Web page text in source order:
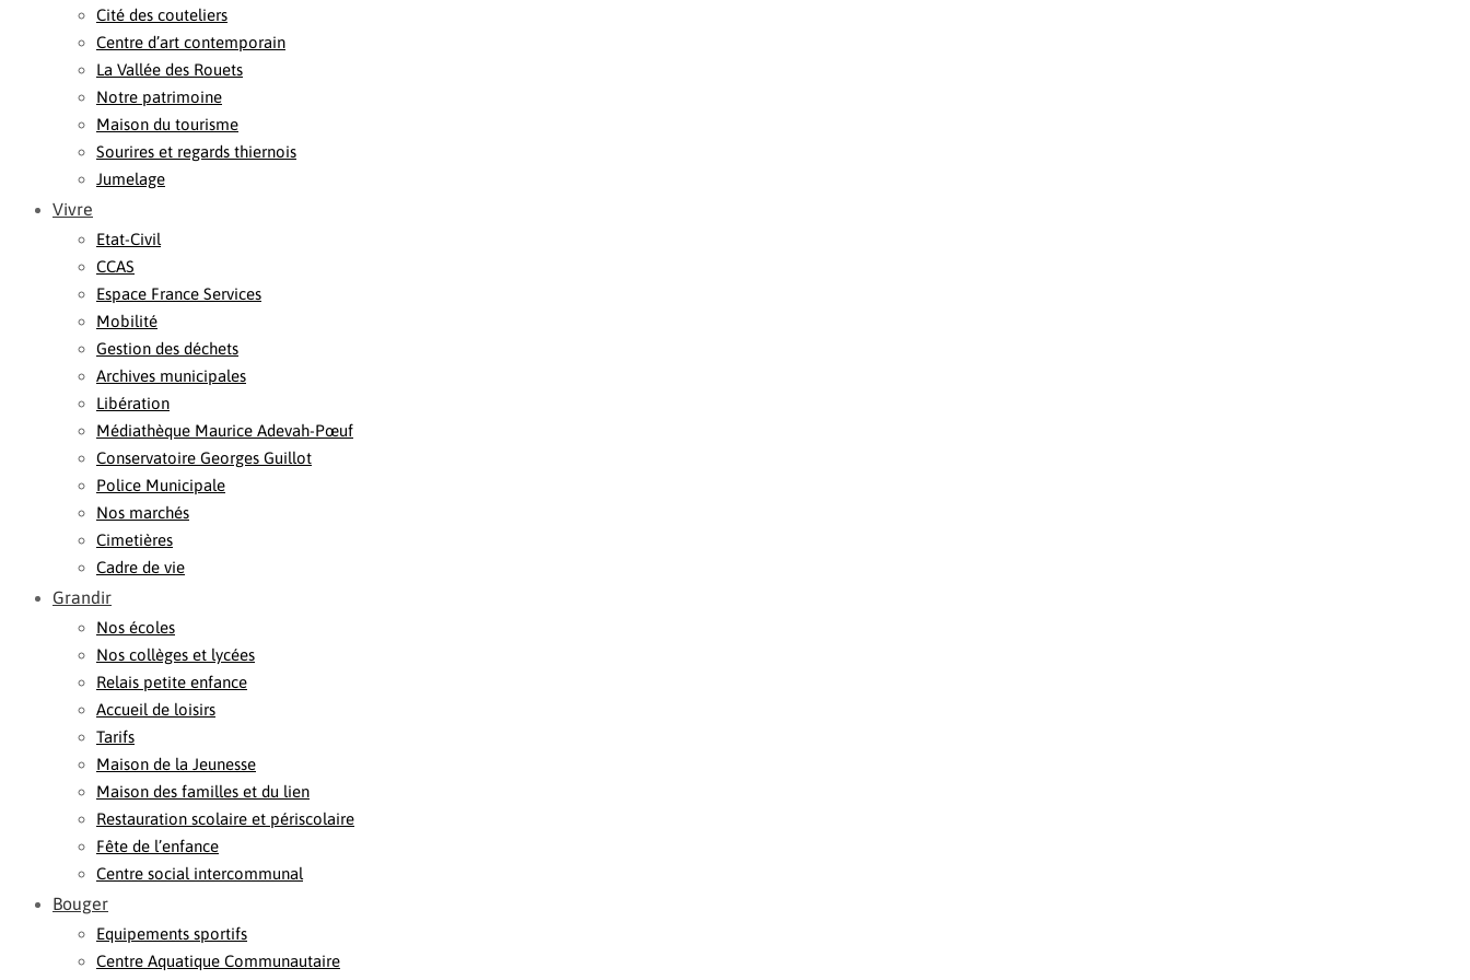
Cité des couteliers
Centre d’art contemporain
La Vallée des Rouets
Notre patrimoine
Maison du tourisme
Sourires et regards thiernois
Jumelage
Vivre
Etat-Civil
CCAS
Espace France Services
Mobilité
Gestion des déchets
Archives municipales
Libération
Médiathèque Maurice Adevah-Pœuf
Conservatoire Georges Guillot
Police Municipale
Nos marchés
Cimetières
Cadre de vie
Grandir
Nos écoles
Nos collèges et lycées
Relais petite enfance
Accueil de loisirs
Tarifs
Maison de la Jeunesse
Maison des familles et du lien
Restauration scolaire et périscolaire
Fête de l’enfance
Centre social intercommunal
Bouger
Equipements sportifs
Centre Aquatique Communautaire